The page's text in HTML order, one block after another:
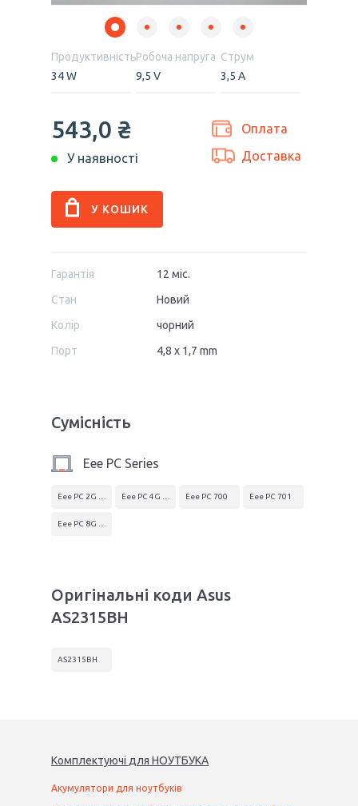
Продуктивність
34 W
Робоча напруга
9,5 V
Струм
3,5 А
543,0 ₴
У наявності
Оплата
Доставка
Гарантія
12 міс.
Стан
Новий
Колір
чорний
Порт
4,8 x 1,7 mm
Сумісність
Eee PC Series
Eee PC 700 Eee PC 701
Оригінальні коди Asus
AS2315BH
AS2315BH
Комплектуючі для НОУТБУКА
Акумулятори для ноутбуків